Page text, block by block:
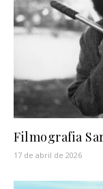
Filmografia
17 de abril de 2026